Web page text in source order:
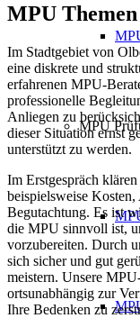
MPU
MPU Themen
Im Stadtgebiet von
eine diskrete und
erfahrenen MPU-
professionelle
Anliegen zu
dieser Situation ernst
unterstützt zu werden.
Im Erstgespräch
beispielsweise
Begutachtung. Es ist
die MPU sinnvoll ist,
vorzubereiten. Durch
sich sicher und gut
meistern. Unsere
ortsunabhängig zur
Ihre Bedenken zu